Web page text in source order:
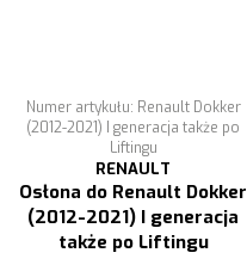
Numer artykułu: Renault Dokker
(2012-2021) I generacja także po
Liftingu
RENAULT
Osłona do Renault Dokker
(2012-2021) I generacja
także po Liftingu